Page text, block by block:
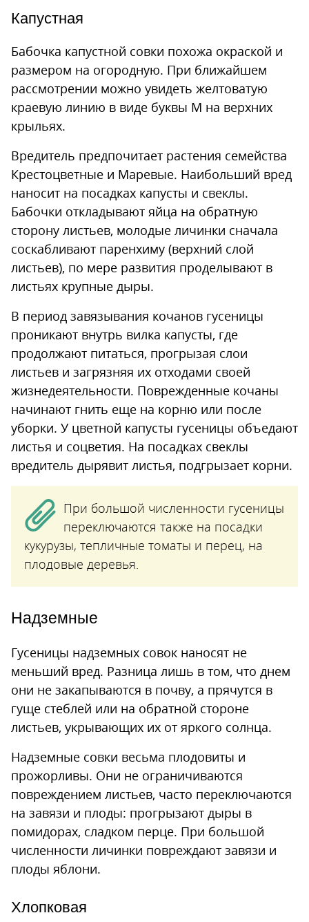
Капустная
Бабочка капустной совки похожа окраской и
размером на огородную. При ближайшем
рассмотрении можно увидеть желтоватую
краевую линию в виде буквы М на верхних
крыльях.
Вредитель предпочитает растения семейства
Крестоцветные и Маревые. Наибольший вред
наносит на посадках капусты и свеклы.
Бабочки откладывают яйца на обратную
сторону листьев, молодые личинки сначала
соскабливают паренхиму (верхний слой
листьев), по мере развития проделывают в
листьях крупные дыры.
В период завязывания кочанов гусеницы
проникают внутрь вилка капусты, где
продолжают питаться, прогрызая слои
листьев и загрязняя их отходами своей
жизнедеятельности. Поврежденные кочаны
начинают гнить еще на корню или после
уборки. У цветной капусты гусеницы объедают
листья и соцветия. На посадках свеклы
вредитель дырявит листья, подгрызает корни.
При большой численности гусеницы
переключаются также на посадки
кукурузы, тепличные томаты и перец, на
плодовые деревья.
Надземные
Гусеницы надземных совок наносят не
меньший вред. Разница лишь в том, что днем
они не закапываются в почву, а прячутся в
гуще стеблей или на обратной стороне
листьев, укрывающих их от яркого солнца.
Надземные совки весьма плодовиты и
прожорливы. Они не ограничиваются
повреждением листьев, часто переключаются
на завязи и плоды: прогрызают дыры в
помидорах, сладком перце. При большой
численности личинки повреждают завязи и
плоды яблони.
Хлопковая